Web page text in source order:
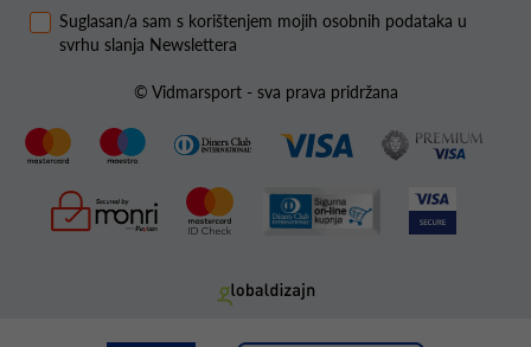
Suglasan/a sam s korištenjem mojih osobnih podataka u
svrhu slanja Newslettera
© Vidmarsport - sva prava pridržana